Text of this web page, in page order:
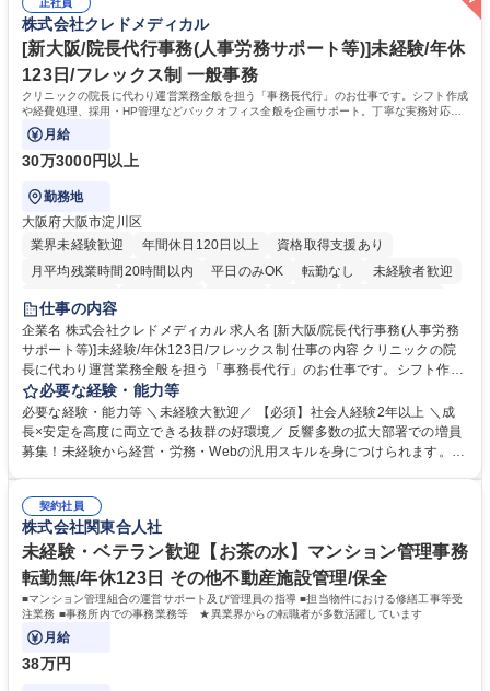
の他に担当頂く業務が発生する場合があります。 募集職種 【営業事務】
業務職/三井物産グループ/平均残業時間10H/完全週休2日
ション力がある方。 ・チャレンジを厭わず、粘り強く業務に取り組める
方。多様な関係者と謙虚に信頼関係を構築でき、期限を意識したスケジュ
ール管理が出来る方。※将来的に他部署（営業部門、コーポレート部門）
へのジョブローテーションの可能性があります。 学歴・資格 学歴：大学
院 大学 語学力： 資格：宅地建物取引士
正社員
株式会社クレドメディカル
[新大阪/院長代行事務(人事労務サポート等)]未経験/年休
123日/フレックス制 一般事務
クリニックの院長に代わり運営業務全般を担う「事務長代行」のお仕事です。シフト作成
や経費処理、採用・HP管理などバックオフィス全般を企画サポート。丁寧な実務対応で
現場を支え、専門スキルを構築できます。
月給
30万3000円以上
勤務地
大阪府大阪市淀川区
業界未経験歓迎
年間休日120日以上
資格取得支援あり
月平均残業時間20時間以内
平日のみOK 転勤なし
未経験者歓迎
住宅手当あり
交通費支給
駅近5分以内 土日祝休み 昼食補助あり
仕事の内容
企業名 株式会社クレドメディカル 求人名 [新大阪/院長代行事務(人事労務
サポート等)]未経験/年休123日/フレックス制 仕事の内容 クリニックの院
長に代わり運営業務全般を担う「事務長代行」のお仕事です。シフト作成
や経費処理、採用・HP管理などバックオフィス全般を企画サポート。丁
寧な実務対応で現場を支え、専門スキルを構築できます。 当社の開業医支
援のコンサルタントと連携し、開業後クリニックのバックオフィス全般を
担当します。 ＼具体的には／ ■スタッフのシフト作成、日々の経費処理 ■
です。基本は社内勤務でクリニック訪問はほとんどありません。 募集職種
[新大阪/院長代行事務(人事労務サポート等)]未経験/年休123日/フレックス
制
必要な経験・能力等
必要な経験・能力等 ＼未経験大歓迎／ 【必須】社会人経験2年以上 ＼成
長×安定を高度に両立できる抜群の好環境／ 反響多数の拡大部署での増員
募集！未経験から経営・労務・Webの汎用スキルを身につけられます。初
すさも抜群。転勤なしの新大阪本社勤務で、安定した事業基盤のもと腰を
据えて長期的キャリアを構築できます。 学歴・資格 学歴：大学院 大学 語
学力： 資格：
契約社員
株式会社関東合人社
未経験・ベテラン歓迎【お茶の水】マンション管理事務
転勤無/年休123日 その他不動産施設管理/保全
■マンション管理組合の運営サポート及び管理員の指導 ■担当物件における修繕工事等受
注業務 ■事務所内での事務業務等 ★異業界からの転職者が多数活躍しています
月給
38万円